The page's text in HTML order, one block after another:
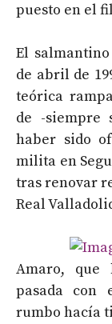
puesto en el
El
de abril de
teórica
de -siempre
haber sido
milita en
tras renovar
Real
Amaro, que
pasada con
rumbo hacía